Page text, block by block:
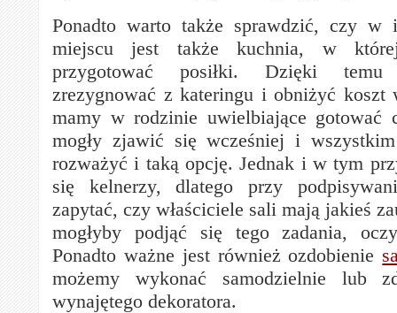
Ponadto warto także sprawdzić, czy w
miejscu jest także kuchnia, w
przygotować posiłki. Dzięki
zrezygnować z kateringu i obniżyć koszt
mamy w rodzinie uwielbiające gotować
mogły zjawić się wcześniej i
rozważyć i taką opcję. Jednak i w tym
się kelnerzy, dlatego przy
zapytać, czy właściciele sali mają jakieś
mogłyby podjąć się tego zadania,
Ponadto ważne jest również ozdobienie
możemy wykonać samodzielnie lub
wynajętego dekoratora.